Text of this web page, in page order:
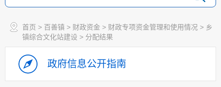
首页 > 百善镇 > 财政资金 > 财政专项资金管理和使用情况 > 乡
镇综合文化站建设 > 分配结果
政府信息公开指南